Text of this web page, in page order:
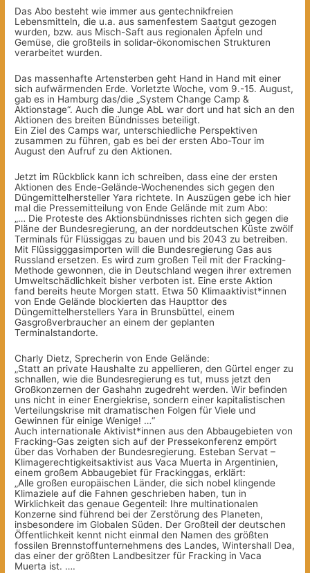
Das Abo besteht wie immer aus gentechnikfreien
Lebensmitteln, die u.a. aus samenfestem Saatgut gezogen
wurden, bzw. aus Misch-Saft aus regionalen Äpfeln und
Gemüse, die großteils in solidar-ökonomischen Strukturen
verarbeitet wurden.
Das massenhafte Artensterben geht Hand in Hand mit einer
sich aufwärmenden Erde. Vorletzte Woche, vom 9.-15. August,
gab es in Hamburg das/die „System Change Camp &
Aktionstage“. Auch die Junge AbL war dort und hat sich an den
Aktionen des breiten Bündnisses beteiligt.
Ein Ziel des Camps war, unterschiedliche Perspektiven
zusammen zu führen, gab es bei der ersten Abo-Tour im
August den Aufruf zu den Aktionen.
Jetzt im Rückblick kann ich schreiben, dass eine der ersten
Aktionen des Ende-Gelände-Wochenendes sich gegen den
Düngemittelhersteller Yara richtete. In Auszügen gebe ich hier
mal die Pressemitteilung von Ende Gelände mit zum Abo:
„… Die Proteste des Aktionsbündnisses richten sich gegen die
Pläne der Bundesregierung, an der norddeutschen Küste zwölf
Terminals für Flüssiggas zu bauen und bis 2043 zu betreiben.
Mit Flüssigggasimporten will die Bundesregierung Gas aus
Russland ersetzen. Es wird zum großen Teil mit der Fracking-
Methode gewonnen, die in Deutschland wegen ihrer extremen
Umweltschädlichkeit bisher verboten ist. Eine erste Aktion
fand bereits heute Morgen statt. Etwa 50 Klimaaktivist*innen
von Ende Gelände blockierten das Haupttor des
Düngemittelherstellers Yara in Brunsbüttel, einem
Gasgroßverbraucher an einem der geplanten
Terminalstandorte.
Charly Dietz, Sprecherin von Ende Gelände:
„Statt an private Haushalte zu appellieren, den Gürtel enger zu
schnallen, wie die Bundesregierung es tut, muss jetzt den
Großkonzernen der Gashahn zugedreht werden. Wir befinden
uns nicht in einer Energiekrise, sondern einer kapitalistischen
Verteilungskrise mit dramatischen Folgen für Viele und
Gewinnen für einige Wenige! …“
Auch internationale Aktivist*innen aus den Abbaugebieten von
Fracking-Gas zeigten sich auf der Pressekonferenz empört
über das Vorhaben der Bundesregierung. Esteban Servat –
Klimagerechtigkeitsaktivist aus Vaca Muerta in Argentinien,
einem großem Abbaugebiet für Frackinggas, erklärt:
„Alle großen europäischen Länder, die sich nobel klingende
Klimaziele auf die Fahnen geschrieben haben, tun in
Wirklichkeit das genaue Gegenteil: Ihre multinationalen
Konzerne sind führend bei der Zerstörung des Planeten,
insbesondere im Globalen Süden. Der Großteil der deutschen
Öffentlichkeit kennt nicht einmal den Namen des größten
fossilen Brennstoffunternehmens des Landes, Wintershall Dea,
das einer der größten Landbesitzer für Fracking in Vaca
Muerta ist. ….